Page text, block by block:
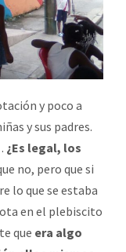
y poco a
y sus padres.
¿Es legal, los
no, pero que si
lo que se estaba
en el plebiscito
que era algo